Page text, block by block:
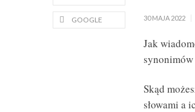
GOOGLE 30 MAJA 2022
Jak
synonimów
Skąd
słowami a